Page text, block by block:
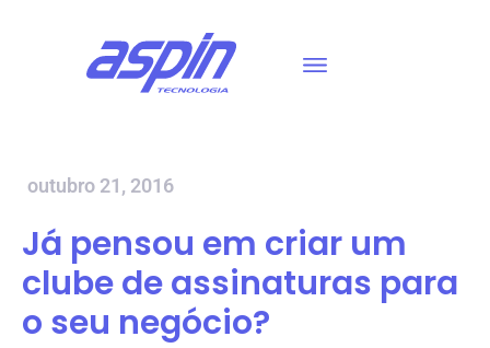
outubro 21, 2016
Já pensou em criar um
clube de assinaturas para
o seu negócio?